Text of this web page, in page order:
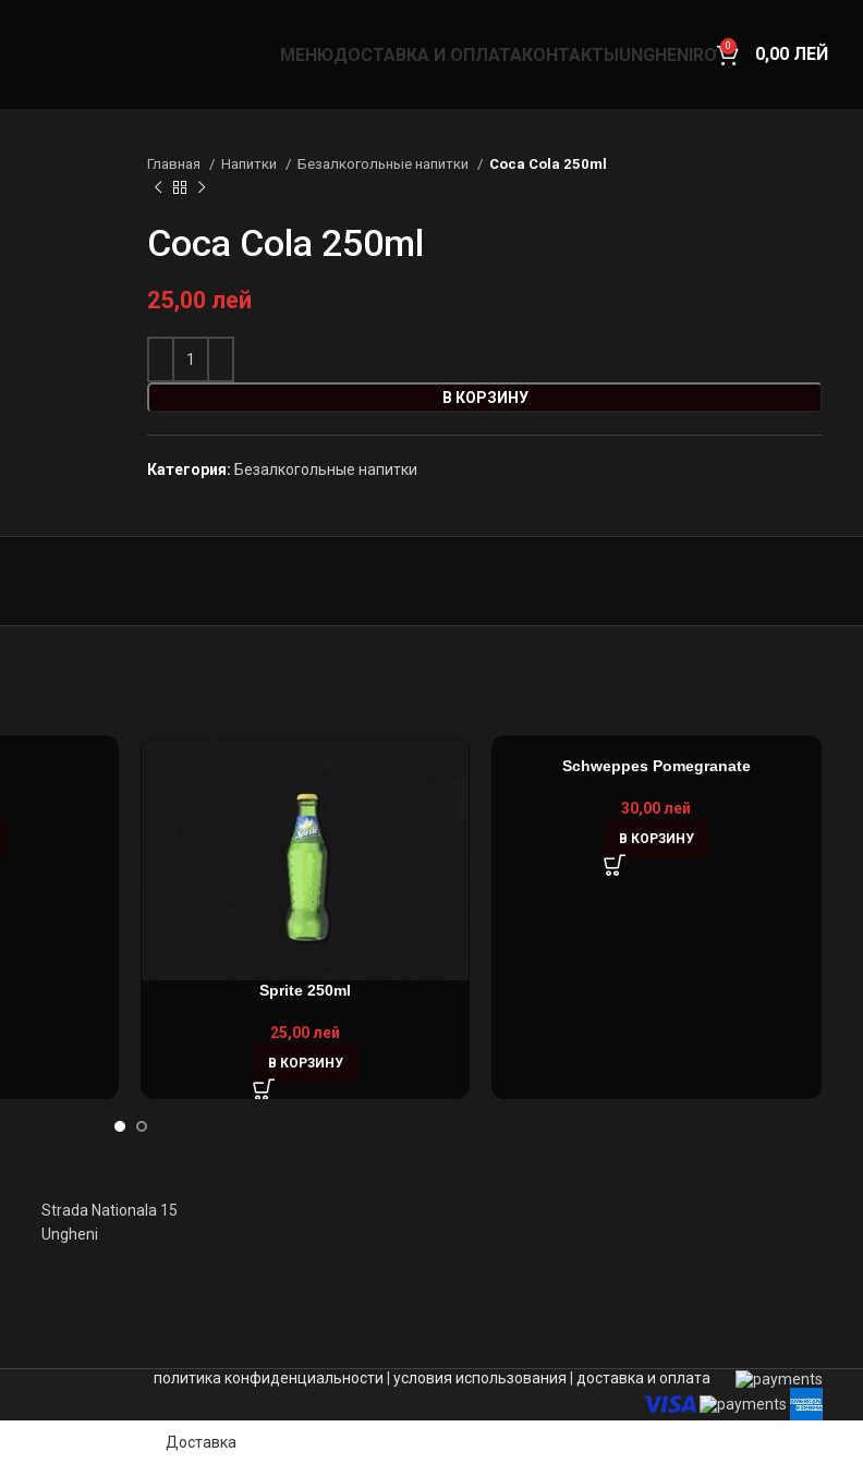
МЕНЮДОСТАВКА И ОПЛАТАКОНТАКТЫUNGHENIRO 0 0,00 ЛЕЙ
Главная Напитки Безалкогольные напитки Coca Cola 250ml
Coca Cola 250ml
25,00 лей
В КОРЗИНУ
Категория: Безалкогольные напитки
Sprite 250ml
25,00лей
В КОРЗИНУ
Schweppes Pomegranate
30,00лей
В КОРЗИНУ
Strada Nationala 15
Ungheni
политика конфиденциальности условия использования доставка и оплата
Доставка